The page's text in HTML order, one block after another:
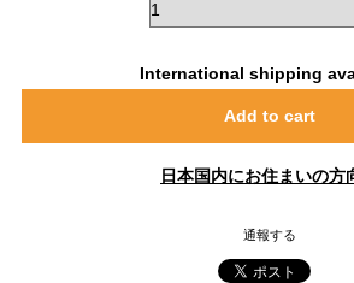
International shipping
Add to cart
日本国内にお住まいの方
通報する